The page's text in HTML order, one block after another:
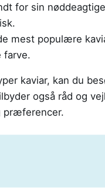
for sin
mest populære
farve.
kaviar, kan du
også råd og
præferencer.